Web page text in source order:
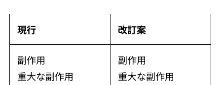
現行 改訂案
副作用
重大な副作用
副作用
重大な副作用